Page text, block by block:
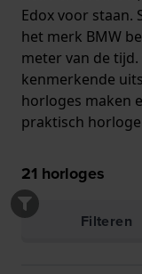
Edox voor staan.
het merk BMW
meter van de
kenmerkende
horloges maken
praktisch
21 horloges
Filteren